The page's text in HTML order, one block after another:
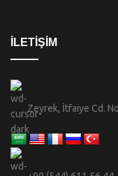
İLETİŞİM
Zeyrek, İtfaiye Cd.